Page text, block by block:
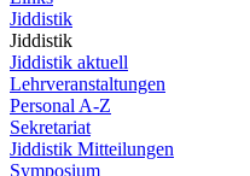
Jiddistik
Jiddistik
Jiddistik aktuell
Lehrveranstaltungen
Personal A-Z
Sekretariat
Jiddistik Mitteilungen
Symposium